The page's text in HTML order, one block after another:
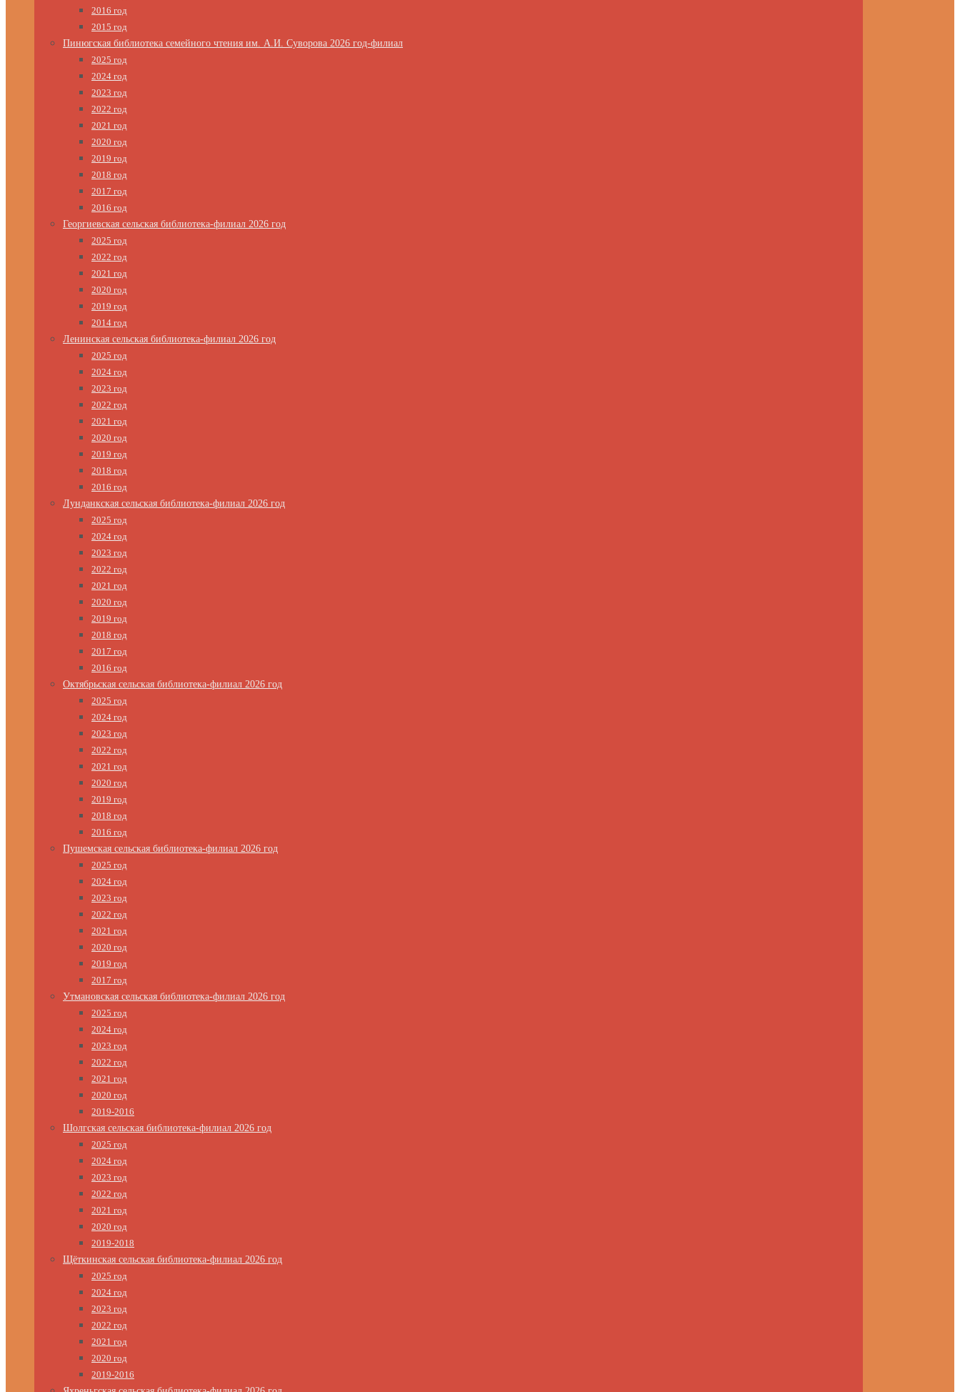
2016 год
2015 год
Пинюгская библиотека семейного чтения им. А.И. Суворова 2026 год-филиал
2025 год
2024 год
2023 год
2022 год
2021 год
2020 год
2019 год
2018 год
2017 год
2016 год
Георгиевская сельская библиотека-филиал 2026 год
2025 год
2022 год
2021 год
2020 год
2019 год
2014 год
Ленинская сельская библиотека-филиал 2026 год
2025 год
2024 год
2023 год
2022 год
2021 год
2020 год
2019 год
2018 год
2016 год
Лунданкская сельская библиотека-филиал 2026 год
2025 год
2024 год
2023 год
2022 год
2021 год
2020 год
2019 год
2018 год
2017 год
2016 год
Октябрьская сельская библиотека-филиал 2026 год
2025 год
2024 год
2023 год
2022 год
2021 год
2020 год
2019 год
2018 год
2016 год
Пушемская сельская библиотека-филиал 2026 год
2025 год
2024 год
2023 год
2022 год
2021 год
2020 год
2019 год
2017 год
Утмановская сельская библиотека-филиал 2026 год
2025 год
2024 год
2023 год
2022 год
2021 год
2020 год
2019-2016
Шолгская сельская библиотека-филиал 2026 год
2025 год
2024 год
2023 год
2022 год
2021 год
2020 год
2019-2018
Щёткинская сельская библиотека-филиал 2026 год
2025 год
2024 год
2023 год
2022 год
2021 год
2020 год
2019-2016